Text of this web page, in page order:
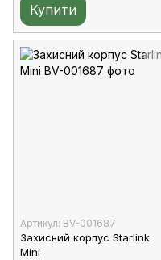
Купити
Артикул: BV-001687
Захисний корпус Starlink
Mini